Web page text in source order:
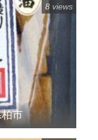
市
8 views